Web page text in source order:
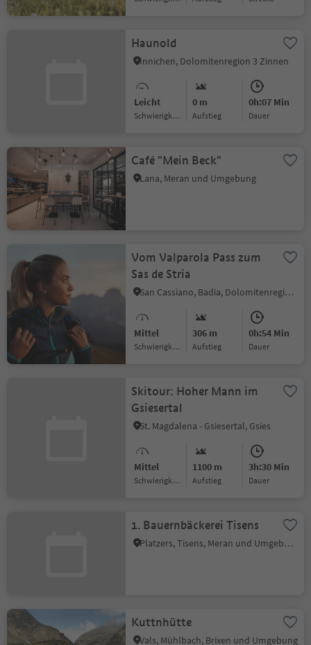
Haunold
Innichen, Dolomitenregion 3 Zinnen
Leicht
Schwierigkeitsgrad
0 m
Aufstieg
0h:07 Min
Dauer
Café "Mein Beck"
Lana, Meran und Umgebung
Vom Valparola Pass zum
Sas de Stria
San Cassiano, Badia, Dolomitenregion Alta Badia
Mittel
Schwierigkeitsgrad
306 m
Aufstieg
0h:54 Min
Dauer
Skitour: Hoher Mann im
Gsiesertal
St. Magdalena - Gsiesertal, Gsies
Mittel
Schwierigkeitsgrad
1100 m
Aufstieg
3h:30 Min
Dauer
1. Bauernbäckerei Tisens
Platzers, Tisens, Meran und Umgebung
Kuttnhütte
Vals, Mühlbach, Brixen und Umgebung